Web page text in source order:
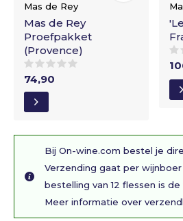
Mas de Rey
Mas de Rey
Proefpakket
(Provence)
74,90
Bij On-wine.com bestel je
Verzending gaat per wijnboer
bestelling van 12 flessen is de
Meer informatie over